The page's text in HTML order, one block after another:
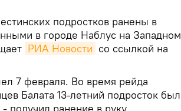
подростков ранены в
в городе Наблус на Западном
РИА Новости со ссылкой на
7 февраля. Во время рейда
Балата 13-летний подросток был